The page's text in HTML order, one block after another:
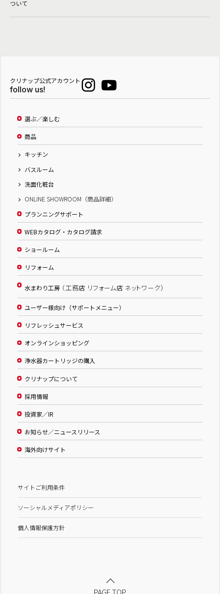
ついて
クリナップ公式アカウント
follow us!
選ぶ／楽しむ
商品
キッチン
バスルーム
洗面化粧台
ONLINE SHOWROOM（商品詳細）
プランニングサポート
WEBカタログ・カタログ請求
ショールーム
リフォーム
水まわり工房 （工務店 リフォーム店 ネットワーク）
ユーザー様向け（サポートメニュー）
リフレッシュサービス
オンラインショッピング
浄水器カートリッジの購入
クリナップについて
採用情報
投資家／IR
お知らせ／ニュースリリース
海外向けサイト
サイトご利用条件
ソーシャルメディアポリシー
個人情報保護方針
PAGE TOP